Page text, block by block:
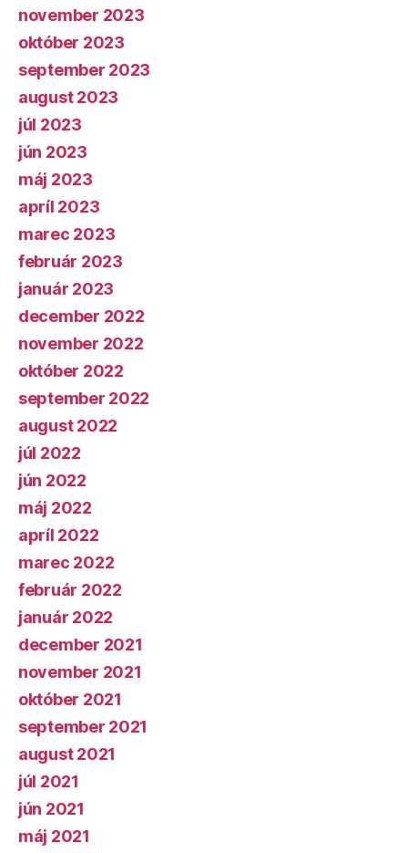
november 2023
október 2023
september 2023
august 2023
júl 2023
jún 2023
máj 2023
apríl 2023
marec 2023
február 2023
január 2023
december 2022
november 2022
október 2022
september 2022
august 2022
júl 2022
jún 2022
máj 2022
apríl 2022
marec 2022
február 2022
január 2022
december 2021
november 2021
október 2021
september 2021
august 2021
júl 2021
jún 2021
máj 2021